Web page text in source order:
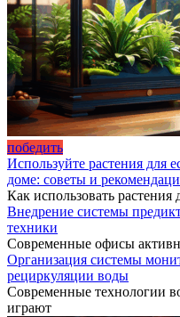
победить
Используйте растения для
доме: советы и
Как использовать растения
Внедрение системы
техники
Современные офисы
Организация системы
рециркуляции воды
Современные технологии
играют